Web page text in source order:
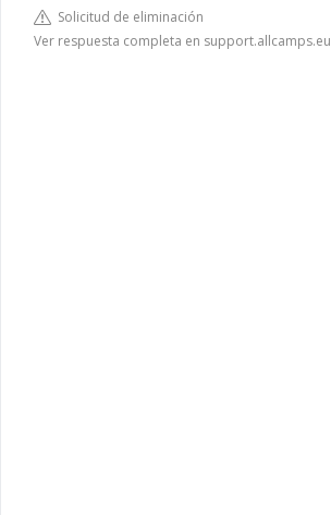
Solicitud de eliminación
Ver respuesta completa en support.allcamps.eu